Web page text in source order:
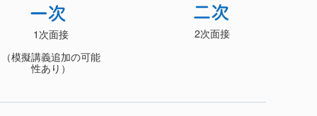
1次⾯接
（模擬講義追加の可能
性あり）
2次⾯接